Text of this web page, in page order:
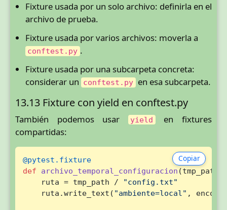
Fixture usada por un solo archivo: definirla en el
archivo de prueba.
Fixture usada por varios archivos: moverla a
conftest.py .
Fixture usada por una subcarpeta concreta:
considerar un conftest.py en esa subcarpeta.
13.13 Fixture con yield en conftest.py
También podemos usar yield en fixtures
compartidas:
Copiar
@pytest.fixture
def
archivo_temporal_configuracion (tmp_path
    ruta = tmp_path /
"config.txt"
    ruta.write_text(
"ambiente=local" ,